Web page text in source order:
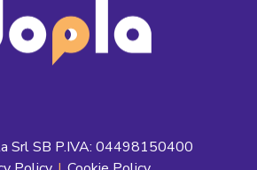
Srl SB P.IVA: 04498150400